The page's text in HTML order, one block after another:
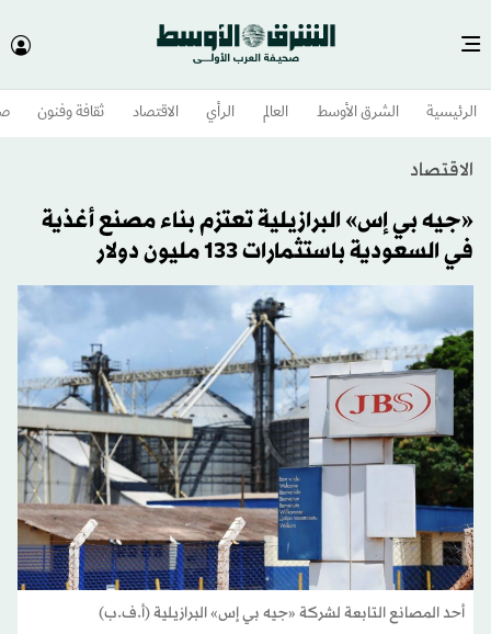
الرئيسية الشرق الأوسط​ العالم الرأي الاقتصاد ثقافة وفنون
الاقتصاد
«جيه بي إس» البرازيلية تعتزم بناء مصنع أغذية
في السعودية باستثمارات 133 مليون دولار
أحد المصانع التابعة لشركة «جيه بي إس» البرازيلية (أ.ف.ب)